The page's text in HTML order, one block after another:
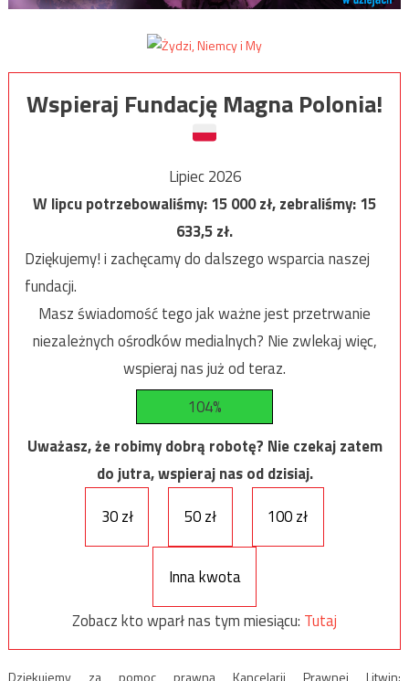
Wspieraj Fundację Magna Polonia!
Lipiec 2026
W lipcu potrzebowaliśmy:15 000zł, zebraliśmy:15
633,5zł.
Dziękujemy! i zachęcamy do dalszego wsparcia naszej
fundacji.
Masz świadomość tego jak ważne jest przetrwanie
niezależnych ośrodków medialnych? Nie zwlekaj więc,
wspieraj nas już od teraz.
104%
Uważasz, że robimy dobrą robotę? Nie czekaj zatem
do jutra, wspieraj nas od dzisiaj.
30 zł
50 zł 100 zł
Inna kwota
Zobacz kto wparł nas tym miesiącu: Tutaj
Dziękujemy za pomoc prawną Kancelarii Prawnej Litwin: